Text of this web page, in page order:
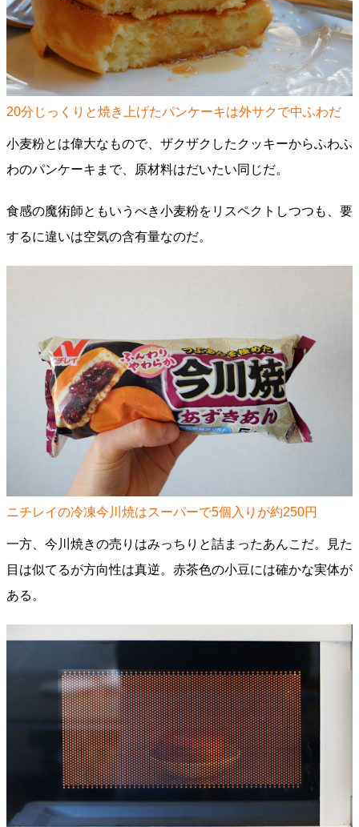
20分じっくりと焼き上げたパンケーキは外サクで中ふわだ
小麦粉とは偉大なもので、ザクザクしたクッキーからふわふ
わのパンケーキまで、原材料はだいたい同じだ。
食感の魔術師ともいうべき小麦粉をリスペクトしつつも、要
するに違いは空気の含有量なのだ。
ニチレイの冷凍今川焼はスーパーで5個入りが約250円
一方、今川焼きの売りはみっちりと詰まったあんこだ。見た
目は似てるが方向性は真逆。赤茶色の小豆には確かな実体が
ある。